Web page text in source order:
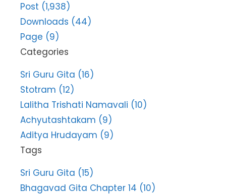
Post (1,938)
Downloads (44)
Page (9)
Categories
Sri Guru Gita (16)
Stotram (12)
Lalitha Trishati Namavali (10)
Achyutashtakam (9)
Aditya Hrudayam (9)
Tags
Sri Guru Gita (15)
Bhagavad Gita Chapter 14 (10)